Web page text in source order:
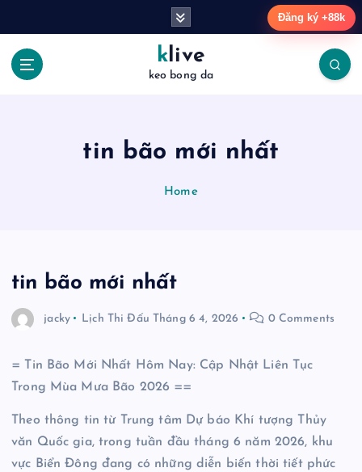
klive
keo bong da
tin bão mới nhất
Home
tin bão mới nhất
jacky Lịch Thi Đấu Tháng 6 4, 2026 0 Comments
= Tin Bão Mới Nhất Hôm Nay: Cập Nhật Liên Tục
Trong Mùa Mưa Bão 2026 ==
Theo thông tin từ Trung tâm Dự báo Khí tượng Thủy
văn Quốc gia, trong tuần đầu tháng 6 năm 2026, khu
vực Biển Đông đang có những diễn biến thời tiết phức
Đăng ký +88k